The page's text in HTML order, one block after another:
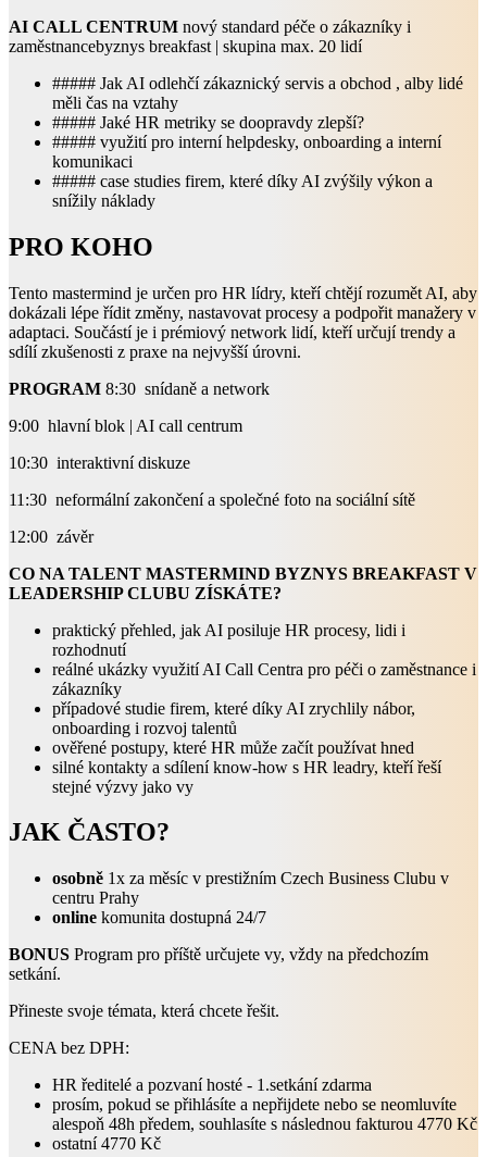
AI CALL CENTRUM nový standard péče o zákazníky i
zaměstnancebyznys breakfast | skupina max. 20 lidí
##### Jak AI odlehčí zákaznický servis a obchod , alby lidé
měli čas na vztahy
##### Jaké HR metriky se doopravdy zlepší?
##### využití pro interní helpdesky, onboarding a interní
komunikaci
##### case studies firem, které díky AI zvýšily výkon a
snížily náklady
PRO KOHO
Tento mastermind je určen pro HR lídry, kteří chtějí rozumět AI, aby
dokázali lépe řídit změny, nastavovat procesy a podpořit manažery v
adaptaci. Součástí je i prémiový network lidí, kteří určují trendy a
sdílí zkušenosti z praxe na nejvyšší úrovni.
PROGRAM 8:30 snídaně a network
9:00 hlavní blok | AI call centrum
10:30 interaktivní diskuze
11:30 neformální zakončení a společné foto na sociální sítě
12:00 závěr
CO NA TALENT MASTERMIND BYZNYS BREAKFAST V
LEADERSHIP CLUBU ZÍSKÁTE?
praktický přehled, jak AI posiluje HR procesy, lidi i
rozhodnutí
reálné ukázky využití AI Call Centra pro péči o zaměstnance i
zákazníky
případové studie firem, které díky AI zrychlily nábor,
onboarding i rozvoj talentů
ověřené postupy, které HR může začít používat hned
silné kontakty a sdílení know-how s HR leadry, kteří řeší
stejné výzvy jako vy
JAK ČASTO?
osobně 1x za měsíc v prestižním Czech Business Clubu v
centru Prahy
online komunita dostupná 24/7
BONUS Program pro příště určujete vy, vždy na předchozím
setkání.
Přineste svoje témata, která chcete řešit.
CENA bez DPH:
HR ředitelé a pozvaní hosté - 1.setkání zdarma
prosím, pokud se přihlásíte a nepřijdete nebo se neomluvíte
alespoň 48h předem, souhlasíte s následnou fakturou 4770 Kč
ostatní 4770 Kč